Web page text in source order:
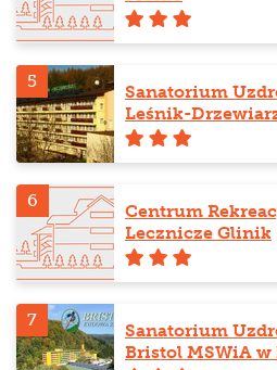
5
Sanatorium
Leśnik-
6
Centrum
Lecznicze Glinik
7
Sanatorium
Bristol MSWiA